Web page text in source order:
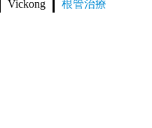
Vickong 根管治療